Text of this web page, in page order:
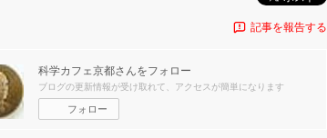
記事を報告する
科学カフェ京都さんをフォロー
ブログの更新情報が受け取れて、アクセスが簡単になります
フォロー